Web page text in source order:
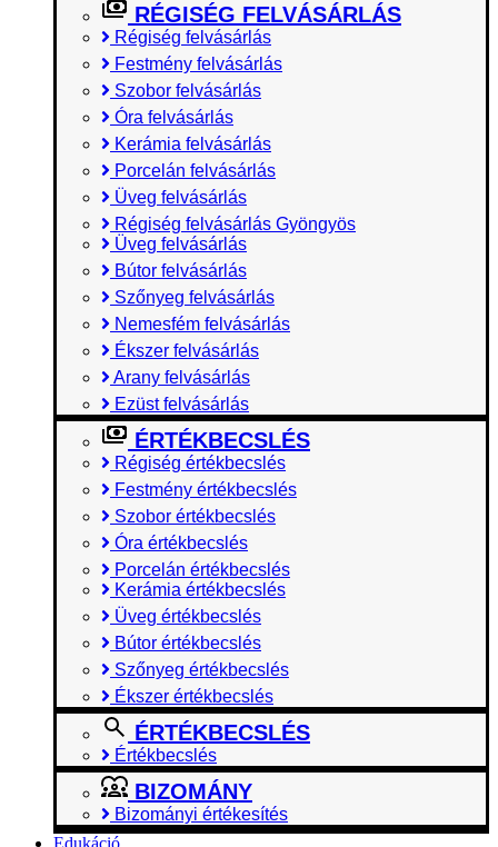
RÉGISÉG FELVÁSÁRLÁS
Régiség felvásárlás
Festmény felvásárlás
Szobor felvásárlás
Óra felvásárlás
Kerámia felvásárlás
Porcelán felvásárlás
Üveg felvásárlás
Régiség felvásárlás Gyöngyös
Üveg felvásárlás
Bútor felvásárlás
Szőnyeg felvásárlás
Nemesfém felvásárlás
Ékszer felvásárlás
Arany felvásárlás
Ezüst felvásárlás
ÉRTÉKBECSLÉS
Régiség értékbecslés
Festmény értékbecslés
Szobor értékbecslés
Óra értékbecslés
Porcelán értékbecslés
Kerámia értékbecslés
Üveg értékbecslés
Bútor értékbecslés
Szőnyeg értékbecslés
Ékszer értékbecslés
ÉRTÉKBECSLÉS
Értékbecslés
BIZOMÁNY
Bizományi értékesítés
Edukáció